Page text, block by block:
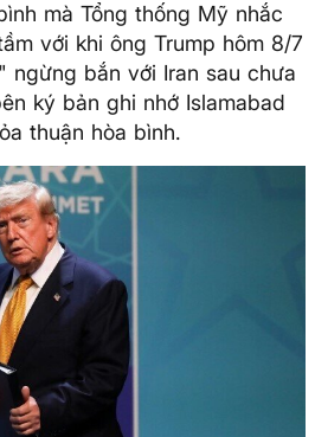
mà Tổng thống Mỹ nhắc
với khi ông Trump hôm 8/7
ngừng bắn với Iran sau chưa
ký bản ghi nhớ Islamabad
thuận hòa bình.